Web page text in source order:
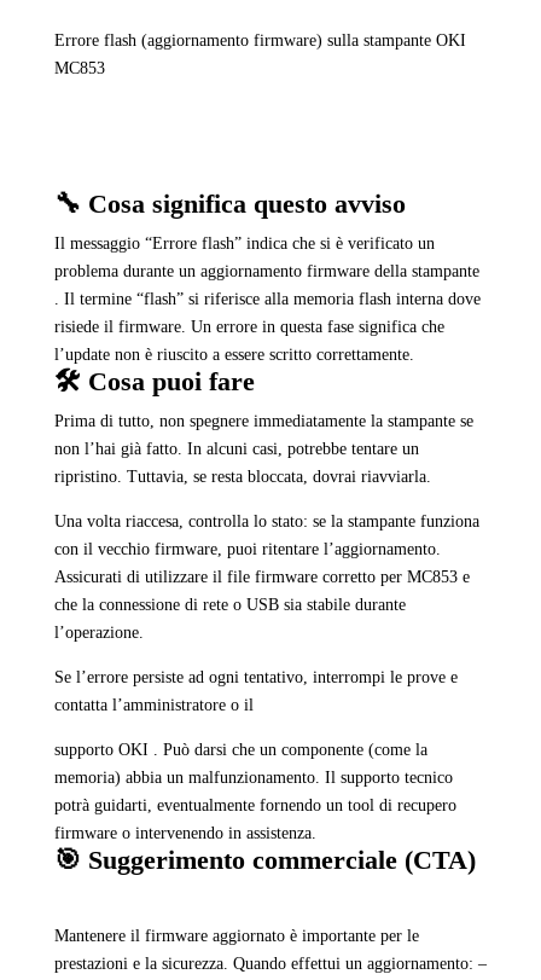
Errore flash (aggiornamento firmware) sulla stampante OKI
MC853
🔧 Cosa significa questo avviso
Il messaggio “Errore flash” indica che si è verificato un
problema durante un aggiornamento firmware della stampante
. Il termine “flash” si riferisce alla memoria flash interna dove
risiede il firmware. Un errore in questa fase significa che
l’update non è riuscito a essere scritto correttamente.
🛠️ Cosa puoi fare
Prima di tutto, non spegnere immediatamente la stampante se
non l’hai già fatto. In alcuni casi, potrebbe tentare un
ripristino. Tuttavia, se resta bloccata, dovrai riavviarla.
Una volta riaccesa, controlla lo stato: se la stampante funziona
con il vecchio firmware, puoi ritentare l’aggiornamento.
Assicurati di utilizzare il file firmware corretto per MC853 e
che la connessione di rete o USB sia stabile durante
l’operazione.
Se l’errore persiste ad ogni tentativo, interrompi le prove e
contatta l’amministratore o il
supporto OKI . Può darsi che un componente (come la
memoria) abbia un malfunzionamento. Il supporto tecnico
potrà guidarti, eventualmente fornendo un tool di recupero
firmware o intervenendo in assistenza.
🎯 Suggerimento commerciale (CTA)
Mantenere il firmware aggiornato è importante per le
prestazioni e la sicurezza. Quando effettui un aggiornamento: –